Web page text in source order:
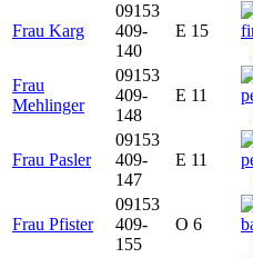
Frau Karg
09153
409-
140
E 15
Frau
Mehlinger
09153
409-
148
E 11
Frau Pasler
09153
409-
147
E 11
Frau Pfister
09153
409-
155
O 6